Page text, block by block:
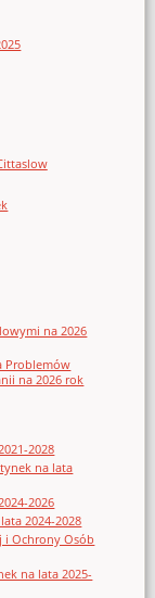
na 2026
Problemów
na 2026 rok
2028
na lata
2026
2024-2028
i Ochrony Osób
na lata 2025-